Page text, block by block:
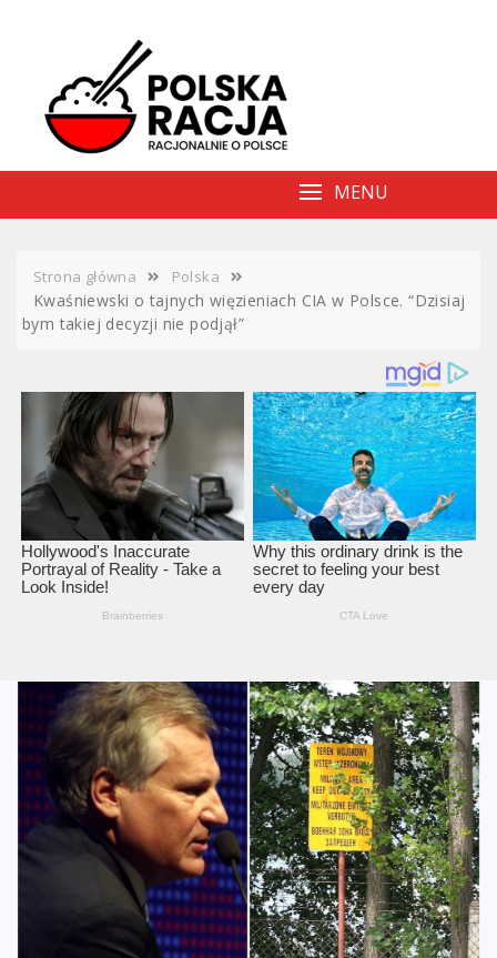
MENU
Strona główna Polska
Kwaśniewski o tajnych więzieniach CIA w Polsce. “Dzisiaj
bym takiej decyzji nie podjął”